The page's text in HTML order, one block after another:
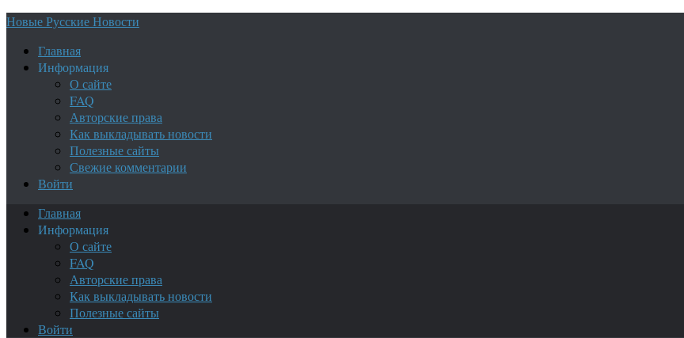
Новые Русские Новости
Главная
Информация
О сайте
FAQ
Авторские права
Как выкладывать новости
Полезные сайты
Свежие комментарии
Войти
Главная
Информация
О сайте
FAQ
Авторские права
Как выкладывать новости
Полезные сайты
Войти